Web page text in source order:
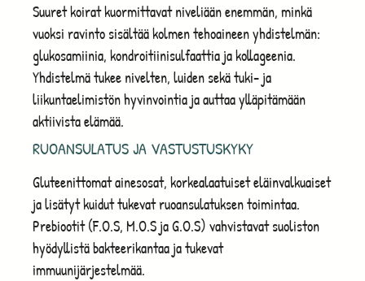
Suuret koirat kuormittavat niveliään enemmän, minkä
vuoksi ravinto sisältää kolmen tehoaineen yhdistelmän:
glukosamiinia, kondroitiinisulfaattia ja kollageenia.
Yhdistelmä tukee nivelten, luiden sekä tuki- ja
liikuntaelimistön hyvinvointia ja auttaa ylläpitämään
aktiivista elämää.
RUOANSULATUS JA VASTUSTUSKYKY
Gluteenittomat ainesosat, korkealaatuiset eläinvalkuaiset
ja lisätyt kuidut tukevat ruoansulatuksen toimintaa.
Prebiootit (F.O.S, M.O.S ja G.O.S) vahvistavat suoliston
hyödyllistä bakteerikantaa ja tukevat
immuunijärjestelmää.